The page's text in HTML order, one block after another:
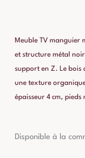
Meuble TV manguier
et structure métal
support en Z. Le bois
une texture
épaisseur 4 cm, pieds
Disponible à la
quantité